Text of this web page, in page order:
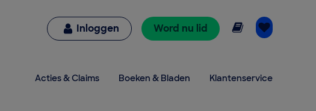
Inloggen Word nu lid Online lezen
Acties & Claims Boeken & Bladen Klantenservice